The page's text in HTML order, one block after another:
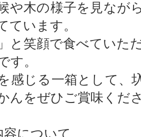
や木の様子を見なが
ています。
と笑顔で食べていた
す。
感じる一箱として、
んをぜひご賞味くだ
について